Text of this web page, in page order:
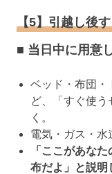
【5】引越し後
■ 当日中に用意
ベッド・布団・
ど、「すぐ使
く。
電気・ガス・水
「ここがあな
布だよ」と説明